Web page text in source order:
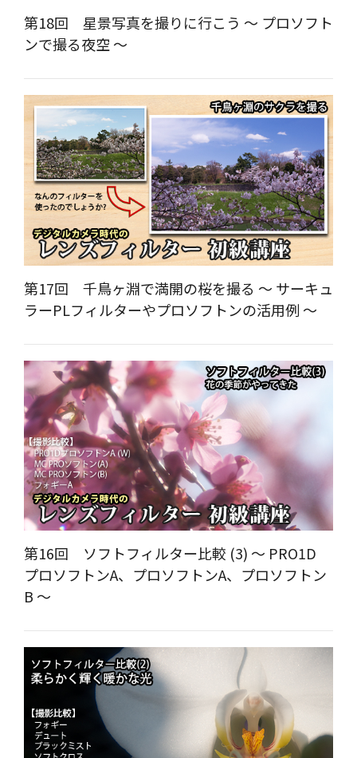
第18回 星景写真を撮りに行こう ～ プロソフト
ンで撮る夜空 ～
第17回 千鳥ヶ淵で満開の桜を撮る ～ サーキュ
ラーPLフィルターやプロソフトンの活用例 ～
第16回 ソフトフィルター比較 (3) ～ PRO1D
プロソフトンA、プロソフトンA、プロソフトン
B ～